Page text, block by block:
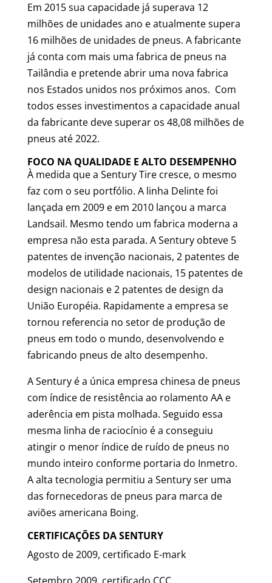
Em 2015 sua capacidade já superava 12
milhões de unidades ano e atualmente supera
16 milhões de unidades de pneus. A fabricante
já conta com mais uma fabrica de pneus na
Tailândia e pretende abrir uma nova fabrica
nos Estados unidos nos próximos anos. Com
todos esses investimentos a capacidade anual
da fabricante deve superar os 48,08 milhões de
pneus até 2022.
FOCO NA QUALIDADE E ALTO DESEMPENHO
À medida que a Sentury Tire cresce, o mesmo
faz com o seu portfólio. A linha Delinte foi
lançada em 2009 e em 2010 lançou a marca
Landsail. Mesmo tendo um fabrica moderna a
empresa não esta parada. A Sentury obteve 5
patentes de invenção nacionais, 2 patentes de
modelos de utilidade nacionais, 15 patentes de
design nacionais e 2 patentes de design da
União Européia. Rapidamente a empresa se
tornou referencia no setor de produção de
pneus em todo o mundo, desenvolvendo e
fabricando pneus de alto desempenho.
A Sentury é a única empresa chinesa de pneus
com índice de resistência ao rolamento AA e
aderência em pista molhada. Seguido essa
mesma linha de raciocínio é a conseguiu
atingir o menor índice de ruído de pneus no
mundo inteiro conforme portaria do Inmetro.
A alta tecnologia permitiu a Sentury ser uma
das fornecedoras de pneus para marca de
aviões americana Boing.
CERTIFICAÇÕES DA SENTURY
Agosto de 2009, certificado E-mark